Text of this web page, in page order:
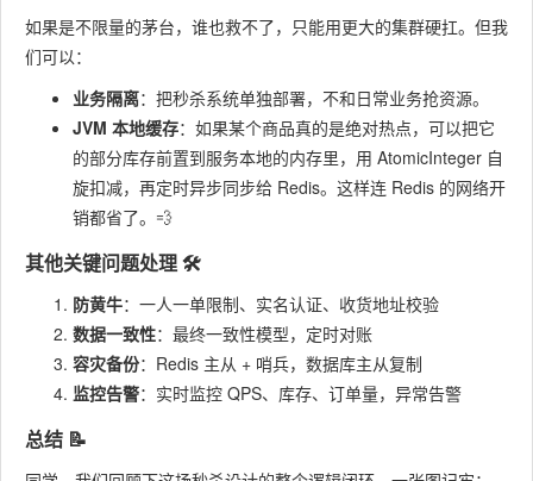
如果是不限量的茅台，谁也救不了，只能用更大的集群硬扛。但我
们可以：
业务隔离：把秒杀系统单独部署，不和日常业务抢资源。
JVM 本地缓存：如果某个商品真的是绝对热点，可以把它
的部分库存前置到服务本地的内存里，用 AtomicInteger 自
旋扣减，再定时异步同步给 Redis。这样连 Redis 的网络开
销都省了。💨
其他关键问题处理 🛠️
防黄牛：一人一单限制、实名认证、收货地址校验
数据一致性：最终一致性模型，定时对账
容灾备份：Redis 主从 + 哨兵，数据库主从复制
监控告警：实时监控 QPS、库存、订单量，异常告警
总结 📝